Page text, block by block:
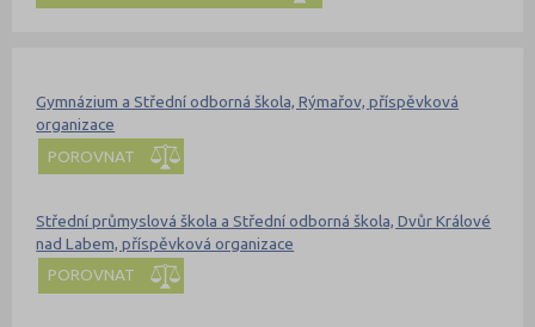
Gymnázium a Střední odborná škola, Rýmařov, příspěvková
organizace
POROVNAT
Střední průmyslová škola a Střední odborná škola, Dvůr Králové
nad Labem, příspěvková organizace
POROVNAT